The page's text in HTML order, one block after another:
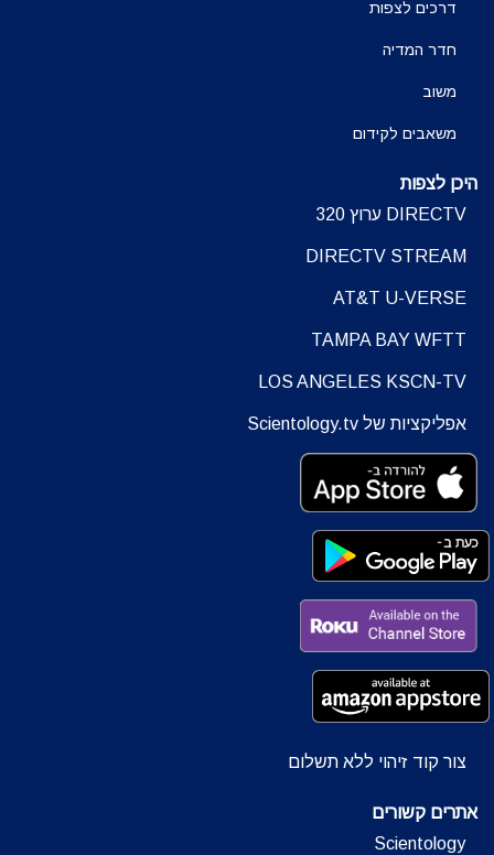
דרכים לצפות
חדר המדיה
משוב
משאבים לקידום
היכן לצפות
DIRECTV ערוץ 320
DIRECTV STREAM
AT&T U-VERSE
TAMPA BAY WFTT
LOS ANGELES KSCN-TV
אפליקציות של Scientology.tv
צור קוד זיהוי ללא תשלום
אתרים קשורים
Scientology